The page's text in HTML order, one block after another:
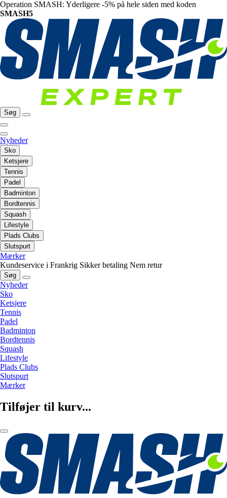
Operation SMASH: Yderligere -5% på hele siden med koden
SMASH5
Søg
Nyheder
Sko
Ketsjere
Tennis
Padel
Badminton
Bordtennis
Squash
Lifestyle
Plads Clubs
Slutspurt
Mærker
Kundeservice i Frankrig Sikker betaling Nem retur
Søg
Nyheder
Sko
Ketsjere
Tennis
Padel
Badminton
Bordtennis
Squash
Lifestyle
Plads Clubs
Slutspurt
Mærker
Tilføjer til kurv...